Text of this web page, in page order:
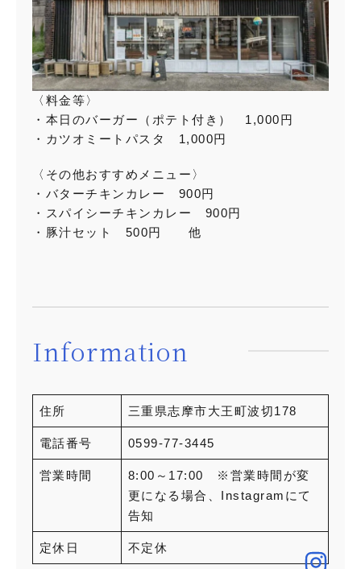
〈料金等〉
・本日のバーガー（ポテト付き） 1,000円
・カツオミートパスタ 1,000円
〈その他おすすめメニュー〉
・バターチキンカレー 900円
・スパイシーチキンカレー 900円
・豚汁セット 500円 他
Information
住所 三重県志摩市大王町波切178
電話番号 0599-77-3445
営業時間
8:00～17:00 ※営業時間が変
更になる場合、Instagramにて
告知
定休日 不定休